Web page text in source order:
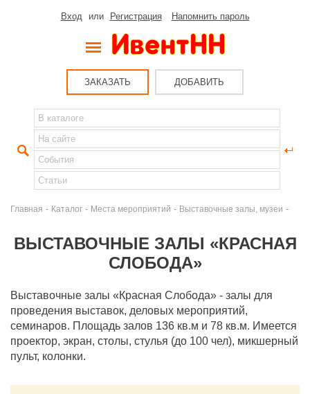
Вход или Регистрация Напомнить пароль
ЗАКАЗАТЬ ДОБАВИТЬ
Главная - Каталог - Места мероприятий - Выставочные залы, музеи -
ВЫСТАВОЧНЫЕ ЗАЛЫ «КРАСНАЯ
СЛОБОДА»
Выставочные залы «Красная Слобода» - залы для
проведения выставок, деловых мероприятий,
семинаров. Площадь залов 136 кв.м и 78 кв.м. Имеется
проектор, экран, столы, стулья (до 100 чел), микшерный
пульт, колонки.